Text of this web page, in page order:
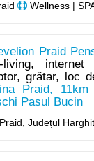
Wellness |
Praid
living,
grătar, loc
Praid,
Pasul Bucin
Județul